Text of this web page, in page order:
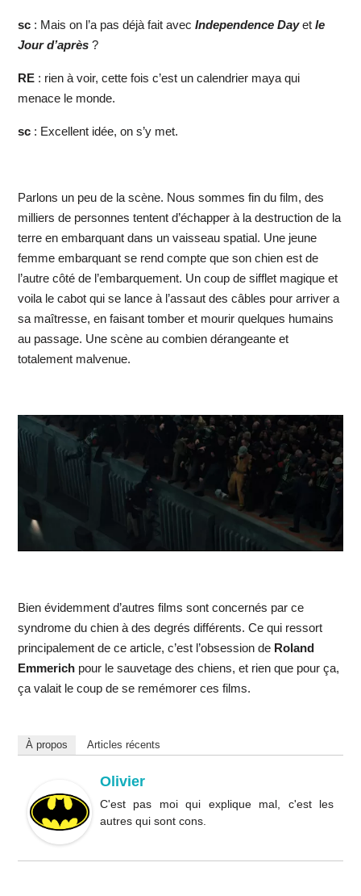
sc: Mais on l’a pas déjà fait avec Independence Dayet le
Jour d’après?
RE: rien à voir, cette fois c’est un calendrier maya qui
menace le monde.
sc: Excellent idée, on s’y met.
Parlons un peu de la scène. Nous sommes fin du film, des
milliers de personnes tentent d’échapper à la destruction de la
terre en embarquant dans un vaisseau spatial. Une jeune
femme embarquant se rend compte que son chien est de
l’autre côté de l’embarquement. Un coup de sifflet magique et
voila le cabot qui se lance à l’assaut des câbles pour arriver a
sa maîtresse, en faisant tomber et mourir quelques humains
au passage. Une scène au combien dérangeante et
totalement malvenue.
Bien évidemment d’autres films sont concernés par ce
syndrome du chien à des degrés différents. Ce qui ressort
principalement de ce article, c’est l’obsession de Roland
Emmerichpour le sauvetage des chiens, et rien que pour ça,
ça valait le coup de se remémorer ces films.
À propos Articles récents
Olivier
C'est pas moi qui explique mal, c'est les
autres qui sont cons.